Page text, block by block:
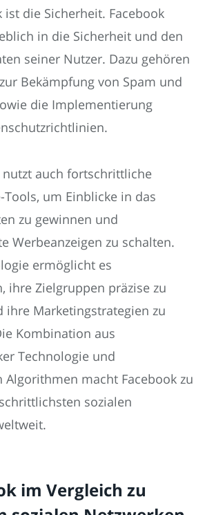
ist die Sicherheit. Facebook
in die Sicherheit und den
seiner Nutzer. Dazu gehören
Bekämpfung von Spam und
die Implementierung
auch fortschrittliche
Tools, um Einblicke in das
zu gewinnen und
Werbeanzeigen zu schalten.
ermöglicht es
ihre Zielgruppen präzise zu
ihre Marketingstrategien zu
Kombination aus
Technologie und
Algorithmen macht Facebook zu
sozialen
im Vergleich zu